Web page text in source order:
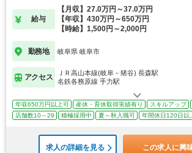
給与
【月収】27.0万円～37.0万円
【年収】430万円～650万円
【時給】1,500円～2,000円
勤務地 岐阜県 岐阜市
アクセス
ＪＲ高山本線(岐阜－猪谷) 長森駅
名鉄各務原線 手力駅
年収650万円以上可 産休・育休取得実績有り スキルアップ
店舗数10～29
積極採用中 夏～秋入職可 年間休日120日以
求人の詳細を見る この求人に興